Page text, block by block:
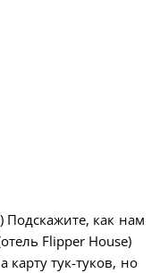
Подскажите, как нам
Flipper House)
карту тук-туков, но